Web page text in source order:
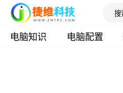
电脑知识 电脑配置